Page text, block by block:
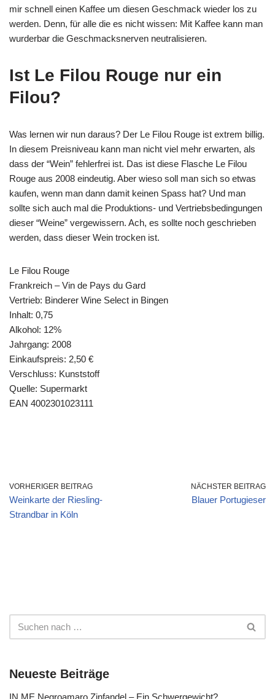
mir schnell einen Kaffee um diesen Geschmack wieder los zu
werden. Denn, für alle die es nicht wissen: Mit Kaffee kann man
wurderbar die Geschmacksnerven neutralisieren.
Ist Le Filou Rouge nur ein
Filou?
Was lernen wir nun daraus? Der Le Filou Rouge ist extrem billig.
In diesem Preisniveau kann man nicht viel mehr erwarten, als
dass der “Wein” fehlerfrei ist. Das ist diese Flasche Le Filou
Rouge aus 2008 eindeutig. Aber wieso soll man sich so etwas
kaufen, wenn man dann damit keinen Spass hat? Und man
sollte sich auch mal die Produktions- und Vertriebsbedingungen
dieser “Weine” vergewissern. Ach, es sollte noch geschrieben
werden, dass dieser Wein trocken ist.
Le Filou Rouge
Frankreich – Vin de Pays du Gard
Vertrieb: Binderer Wine Select in Bingen
Inhalt: 0,75
Alkohol: 12%
Jahrgang: 2008
Einkaufspreis: 2,50 €
Verschluss: Kunststoff
Quelle: Supermarkt
EAN 4002301023111
VORHERIGER BEITRAG
Weinkarte der Riesling-
Strandbar in Köln
NÄCHSTER BEITRAG
Blauer Portugieser
Neueste Beiträge
IN ME Negroamaro Zinfandel – Ein Schwergewicht?